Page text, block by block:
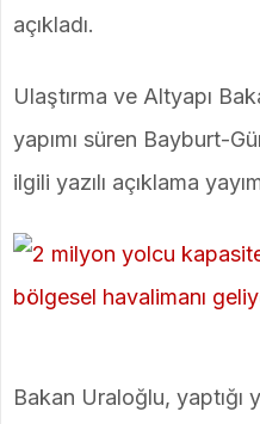
açıkladı.
Ulaştırma ve Altyapı
yapımı süren Bayburt-
ilgili yazılı açıklama
Bakan Uraloğlu, yaptığı